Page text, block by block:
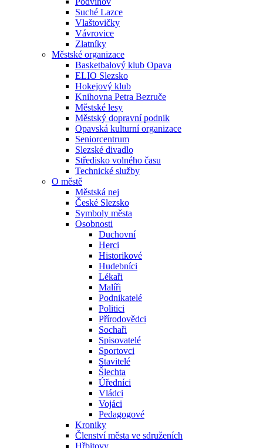
Suché Lazce
Vlaštovičky
Vávrovice
Zlatníky
Městské organizace
Basketbalový klub Opava
ELIO Slezsko
Hokejový klub
Knihovna Petra Bezruče
Městské lesy
Městský dopravní podnik
Opavská kulturní organizace
Seniorcentrum
Slezské divadlo
Středisko volného času
Technické služby
O městě
Městská nej
České Slezsko
Symboly města
Osobnosti
Duchovní
Herci
Historikové
Hudebníci
Lékaři
Malíři
Podnikatelé
Politici
Přírodovědci
Sochaři
Spisovatelé
Sportovci
Stavitelé
Šlechta
Úředníci
Vládci
Vojáci
Pedagogové
Kroniky
Členství města ve sdruženích